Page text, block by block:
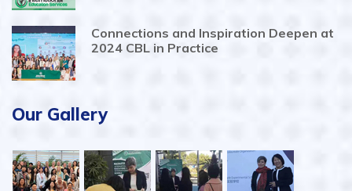
Connections and Inspiration Deepen at
2024 CBL in Practice
Our Gallery